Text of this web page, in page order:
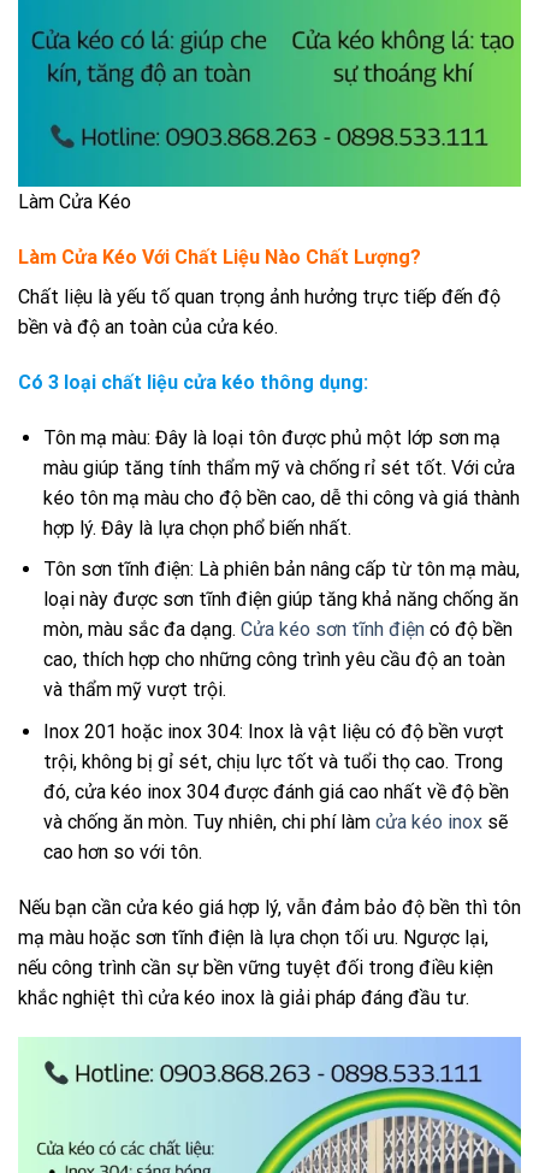
Làm Cửa Kéo
Làm Cửa Kéo Với Chất Liệu Nào Chất Lượng?
Chất liệu là yếu tố quan trọng ảnh hưởng trực tiếp đến độ
bền và độ an toàn của cửa kéo.
Có 3 loại chất liệu cửa kéo thông dụng:
Tôn mạ màu: Đây là loại tôn được phủ một lớp sơn mạ
màu giúp tăng tính thẩm mỹ và chống rỉ sét tốt. Với cửa
kéo tôn mạ màu cho độ bền cao, dễ thi công và giá thành
hợp lý. Đây là lựa chọn phổ biến nhất.
Tôn sơn tĩnh điện: Là phiên bản nâng cấp từ tôn mạ màu,
loại này được sơn tĩnh điện giúp tăng khả năng chống ăn
mòn, màu sắc đa dạng. Cửa kéo sơn tĩnh điệncó độ bền
cao, thích hợp cho những công trình yêu cầu độ an toàn
và thẩm mỹ vượt trội.
Inox 201 hoặc inox 304: Inox là vật liệu có độ bền vượt
trội, không bị gỉ sét, chịu lực tốt và tuổi thọ cao. Trong
đó, cửa kéo inox 304 được đánh giá cao nhất về độ bền
và chống ăn mòn. Tuy nhiên, chi phí làm cửa kéo inoxsẽ
cao hơn so với tôn.
Nếu bạn cần cửa kéo giá hợp lý, vẫn đảm bảo độ bền thì tôn
mạ màu hoặc sơn tĩnh điện là lựa chọn tối ưu. Ngược lại,
nếu công trình cần sự bền vững tuyệt đối trong điều kiện
khắc nghiệt thì cửa kéo inox là giải pháp đáng đầu tư.